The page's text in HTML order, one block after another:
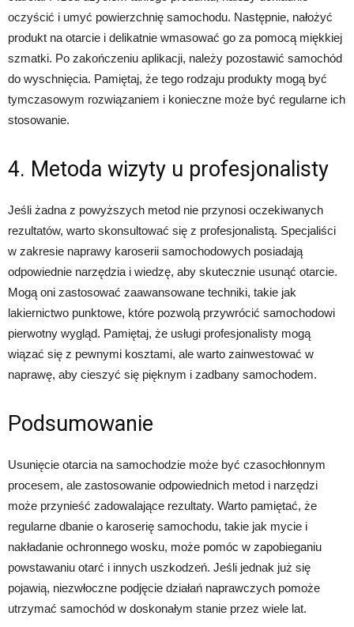
oczyścić i umyć powierzchnię samochodu. Następnie, nałożyć
produkt na otarcie i delikatnie wmasować go za pomocą miękkiej
szmatki. Po zakończeniu aplikacji, należy pozostawić samochód
do wyschnięcia. Pamiętaj, że tego rodzaju produkty mogą być
tymczasowym rozwiązaniem i konieczne może być regularne ich
stosowanie.
4. Metoda wizyty u profesjonalisty
Jeśli żadna z powyższych metod nie przynosi oczekiwanych
rezultatów, warto skonsultować się z profesjonalistą. Specjaliści
w zakresie naprawy karoserii samochodowych posiadają
odpowiednie narzędzia i wiedzę, aby skutecznie usunąć otarcie.
Mogą oni zastosować zaawansowane techniki, takie jak
lakiernictwo punktowe, które pozwolą przywrócić samochodowi
pierwotny wygląd. Pamiętaj, że usługi profesjonalisty mogą
wiązać się z pewnymi kosztami, ale warto zainwestować w
naprawę, aby cieszyć się pięknym i zadbany samochodem.
Podsumowanie
Usunięcie otarcia na samochodzie może być czasochłonnym
procesem, ale zastosowanie odpowiednich metod i narzędzi
może przynieść zadowalające rezultaty. Warto pamiętać, że
regularne dbanie o karoserię samochodu, takie jak mycie i
nakładanie ochronnego wosku, może pomóc w zapobieganiu
powstawaniu otarć i innych uszkodzeń. Jeśli jednak już się
pojawią, niezwłoczne podjęcie działań naprawczych pomoże
utrzymać samochód w doskonałym stanie przez wiele lat.